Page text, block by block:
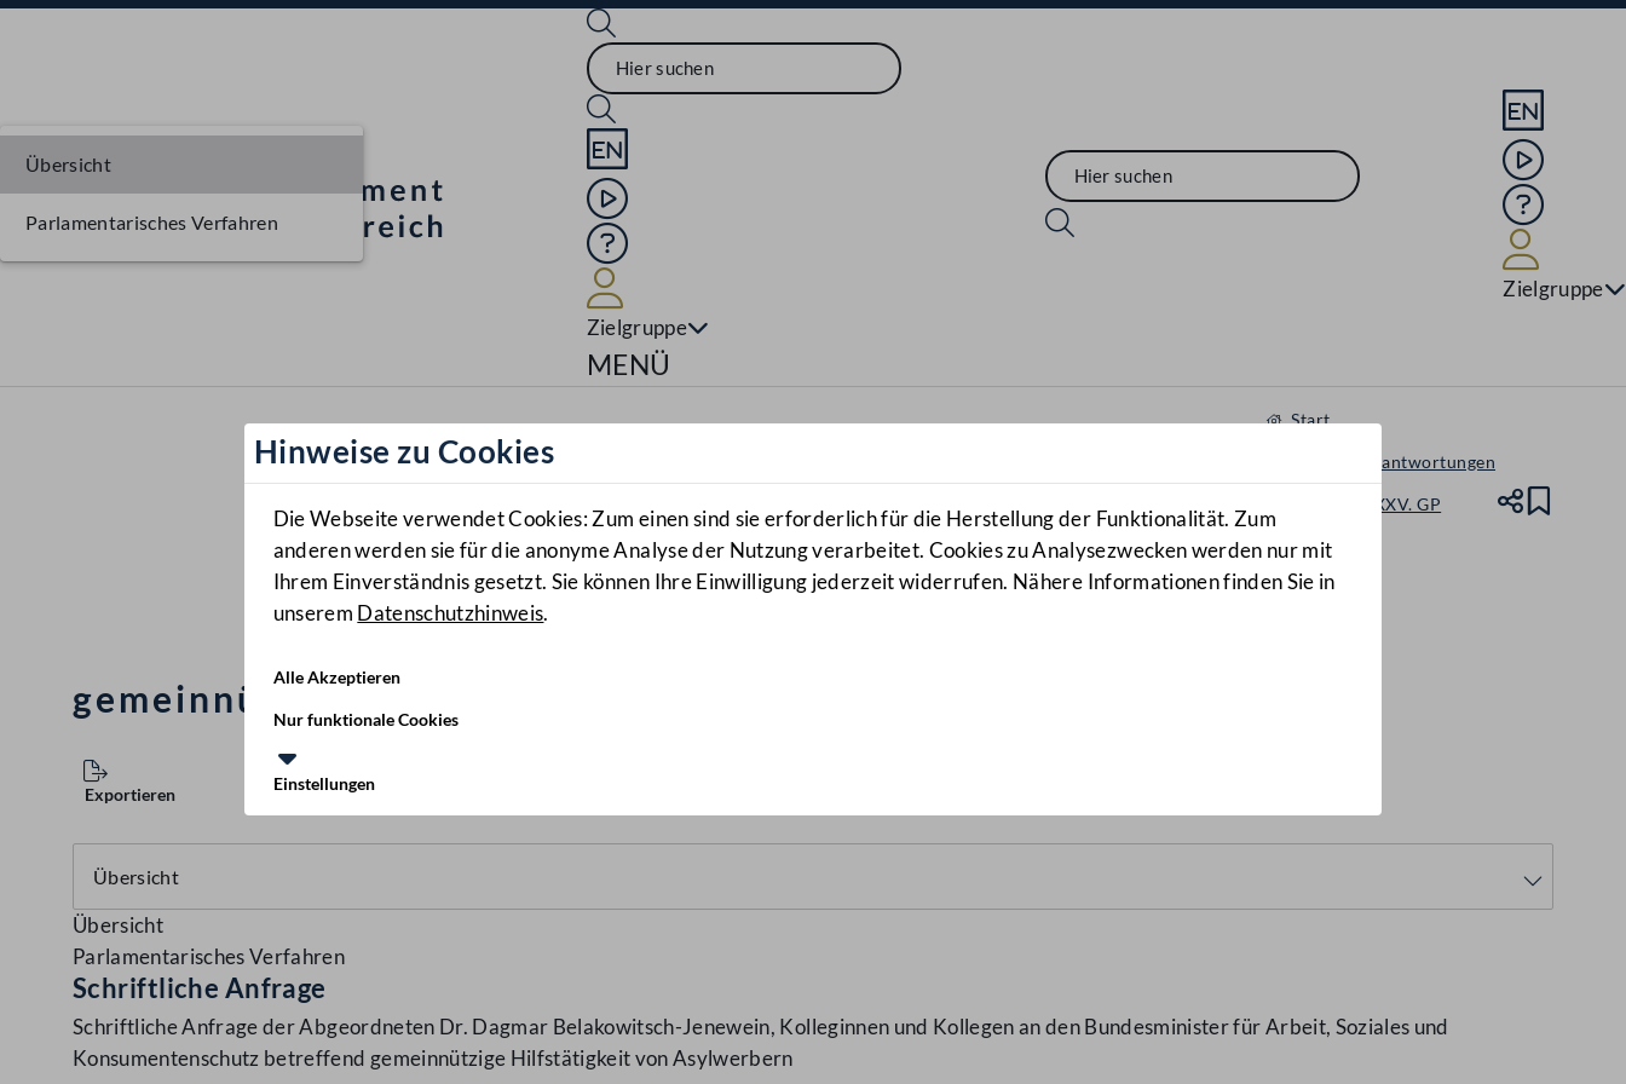
Sprache English
Mediathek
Hilfe
Zielgruppe
Navigationsmenü öffnen
MENÜ
Sprache
Mediathek
Hilfe
Zielgruppe
Hinweise zu Cookies
Die Webseite verwendet Cookies: Zum einen sind sie erforderlich für die Herstellung der Funktionalität. Zum
anderen werden sie für die anonyme Analyse der Nutzung verarbeitet. Cookies zu Analysezwecken werden nur mit
Ihrem Einverständnis gesetzt. Sie können Ihre Einwilligung jederzeit widerrufen. Nähere Informationen finden Sie in
unserem Datenschutzhinweis.
Alle Akzeptieren
Nur funktionale Cookies
Einstellungen
Start
Anfragen & Beantwortungen
Nationalrat - XXV. GP
Anfragen
10775/J
gemeinnützige Hilfstätigkeit von Asylwerbern
Exportieren
Übersicht
Parlamentarisches Verfahren
Übersicht
Parlamentarisches Verfahren
Schriftliche Anfrage
Schriftliche Anfrage der Abgeordneten Dr. Dagmar Belakowitsch-Jenewein, Kolleginnen und Kollegen an den Bundesminister für Arbeit, Soziales und
Konsumentenschutz betreffend gemeinnützige Hilfstätigkeit von Asylwerbern